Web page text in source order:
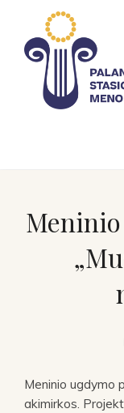
Meninio ugdymo
akimirkos.